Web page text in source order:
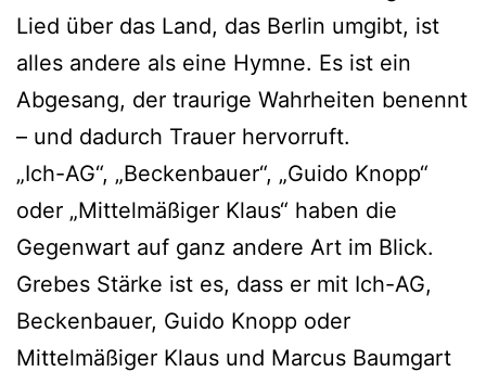
Lied über das Land, das Berlin umgibt, ist
alles andere als eine Hymne. Es ist ein
Abgesang, der traurige Wahrheiten benennt
– und dadurch Trauer hervorruft.
„Ich-AG“, „Beckenbauer“, „Guido Knopp“
oder „Mittelmäßiger Klaus“ haben die
Gegenwart auf ganz andere Art im Blick.
Grebes Stärke ist es, dass er mit Ich-AG,
Beckenbauer, Guido Knopp oder
Mittelmäßiger Klaus und Marcus Baumgart